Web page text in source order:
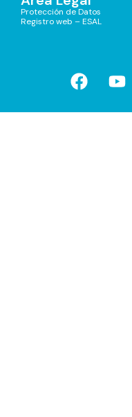
Protección de Datos
Registro web – ESAL